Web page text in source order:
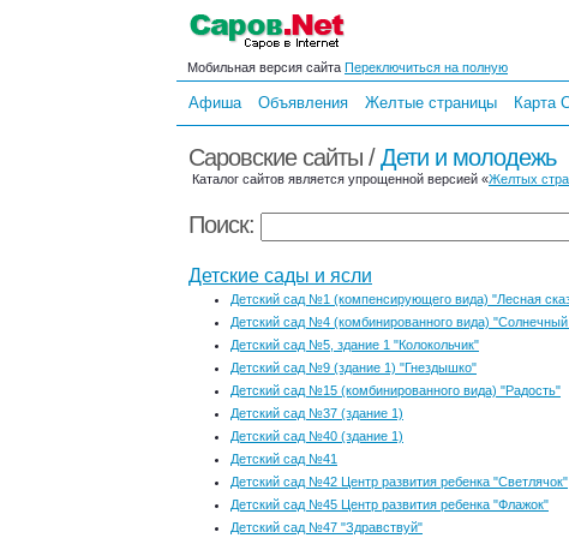
Мобильная версия сайта Переключиться на полную
Афиша Объявления Желтые страницы Карта
Саровские сайты /Дети и молодежь
Каталог сайтов является упрощенной версией «Желтых
Поиск:
Детские сады и ясли
Детский сад №1 (компенсирующего вида) "Лесная
Детский сад №4 (комбинированного вида) "Солнечный
Детский сад №5, здание 1 "Колокольчик"
Детский сад №9 (здание 1) "Гнездышко"
Детский сад №15 (комбинированного вида) "Радость"
Детский сад №37 (здание 1)
Детский сад №40 (здание 1)
Детский сад №41
Детский сад №42 Центр развития ребенка "Светлячок"
Детский сад №45 Центр развития ребенка "Флажок"
Детский сад №47 "Здравствуй"